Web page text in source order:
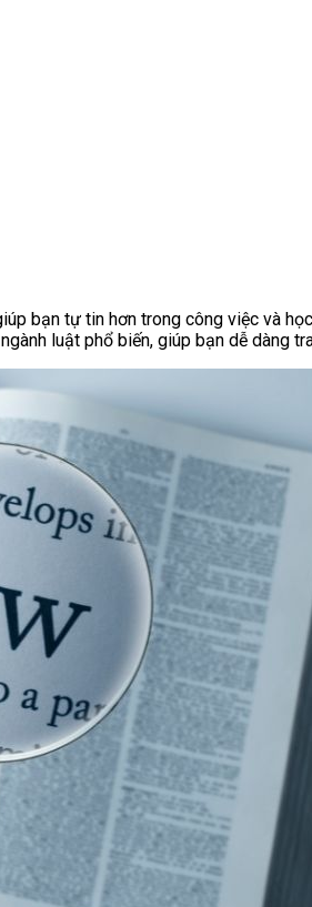
bạn tự tin hơn trong công việc và
luật phổ biến, giúp bạn dễ dàng